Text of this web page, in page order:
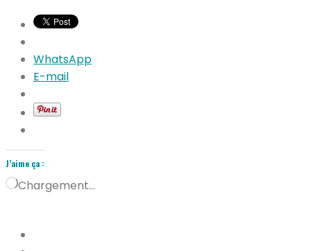
WhatsApp
E-mail
J’aime ça :
Chargement…